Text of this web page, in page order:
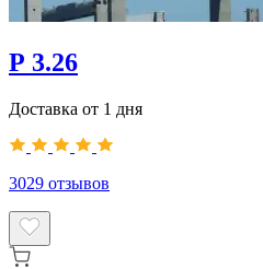
Р 3.26
Доставка от 1 дня
3029 отзывов